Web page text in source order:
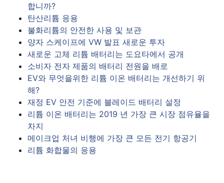
합니까?
탄산리튬 응용
불화리튬의 안전한 사용 및 보관
양자 스케이프에 VW 발표 새로운 투자
새로운 고체 리튬 배터리는 도요타에서 공개
소비자 전자 제품의 배터리 전원을 배로
EV와 무엇을위한 리튬 이온 배터리는 개선하기 위
해?
재정 EV 안전 기준에 블레이드 배터리 설정
리튬 이온 배터리는 2019 년 가장 큰 시장 점유율을
차지
메이크업 처녀 비행에 가장 큰 모든 전기 항공기
리튬 화합물의 응용